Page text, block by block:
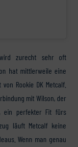
wird zurecht sehr oft
hat mittlerweile eine
Rookie DK Metcalf.
mit Wilson, der
ein perfekter Fit fürs
läuft Metcalf keine
Wenn man genau